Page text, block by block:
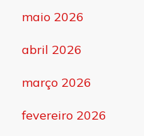
maio 2026
abril 2026
março 2026
fevereiro 2026